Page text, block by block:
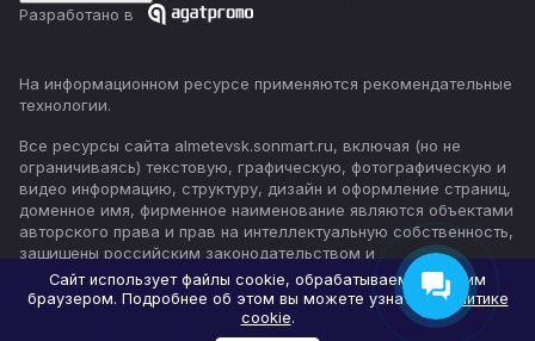
Разработано в
На информационном ресурсе применяются рекомендательные
технологии.
Все ресурсы сайта almetevsk.sonmart.ru, включая (но не
ограничиваясь) текстовую, графическую, фотографическую и
видео информацию, структуру, дизайн и оформление страниц,
доменное имя, фирменное наименование являются объектами
авторского права и прав на интеллектуальную собственность,
защищены российским законодательством и
международными соглашениями об охране авторских прав.
Читать далее
Сайт использует файлы cookie, обрабатываемые вашим
браузером. Подробнее об этом вы можете узнать вПолитике
cookie.